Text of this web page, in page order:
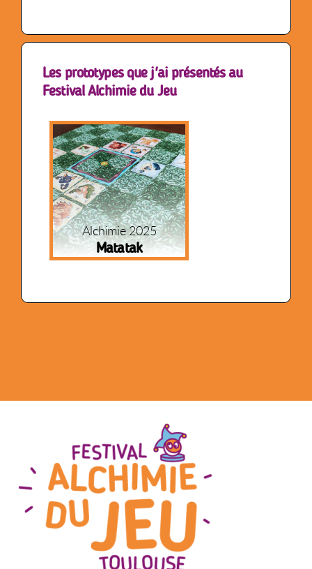
Les prototypes que j'ai présentés au
Festival Alchimie du Jeu
Alchimie 2025
Matatak